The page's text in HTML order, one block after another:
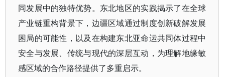
同发展中的独特优势。东北地区的实践揭示了在全球
产业链重构背景下，边疆区域通过制度创新破解发展
困局的可能性，以及在构建东北亚命运共同体过程中
安全与发展、传统与现代的深层互动，为理解地缘敏
感区域的合作路径提供了多重启示。